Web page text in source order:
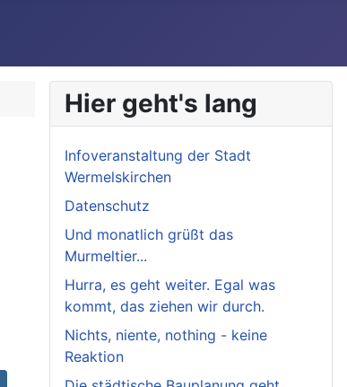
Hier geht's lang
Infoveranstaltung der Stadt
Wermelskirchen
Datenschutz
Und monatlich grüßt das
Murmeltier...
Hurra, es geht weiter. Egal was
kommt, das ziehen wir durch.
Nichts, niente, nothing - keine
Reaktion